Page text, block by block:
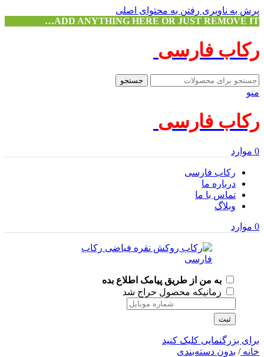
پرش به ناوبری رفتن به محتوای اصلی
ADD ANYTHING HERE OR JUST REMOVE IT…
رکاب فارسی
جستجو
منو
رکاب فارسی
0 موارد
رکاب فارسی
درباره ما
تماس با ما
وبلاگ
0 موارد
به من از طریق پیامک اطلاع بده
زمانیکه محصول حراج شد
ثبت
برای بزرگنمایی کلیک کنید
خانه/ بدون دسته‌بندی